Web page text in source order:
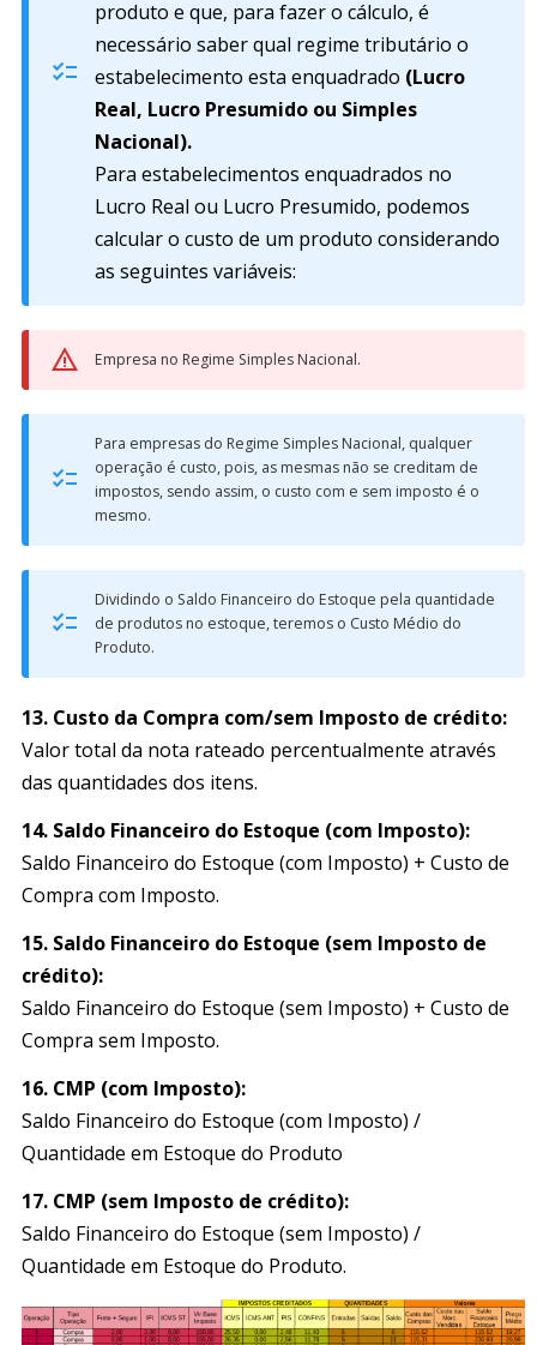
produto e que, para fazer o cálculo, é
necessário saber qual regime tributário o
estabelecimento esta enquadrado (Lucro
Real, Lucro Presumido ou Simples
Nacional).
Para estabelecimentos enquadrados no
Lucro Real ou Lucro Presumido, podemos
calcular o custo de um produto considerando
as seguintes variáveis:
Empresa no Regime Simples Nacional.
Para empresas do Regime Simples Nacional, qualquer
operação é custo, pois, as mesmas não se creditam de
impostos, sendo assim, o custo com e sem imposto é o
mesmo.
Dividindo o Saldo Financeiro do Estoque pela quantidade
de produtos no estoque, teremos o Custo Médio do
Produto.
13. Custo da Compra com/sem Imposto de crédito:
Valor total da nota rateado percentualmente através
das quantidades dos itens.
14. Saldo Financeiro do Estoque (com Imposto):
Saldo Financeiro do Estoque (com Imposto) + Custo de
Compra com Imposto.
15. Saldo Financeiro do Estoque (sem Imposto de
crédito):
Saldo Financeiro do Estoque (sem Imposto) + Custo de
Compra sem Imposto.
16. CMP (com Imposto):
Saldo Financeiro do Estoque (com Imposto) /
Quantidade em Estoque do Produto
17. CMP (sem Imposto de crédito):
Saldo Financeiro do Estoque (sem Imposto) /
Quantidade em Estoque do Produto.